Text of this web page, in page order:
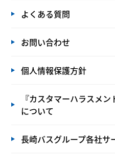
よくある質問
お問い合わせ
個人情報保護方針
『カスタマーハラスメ
について
長崎バスグループ各社サ